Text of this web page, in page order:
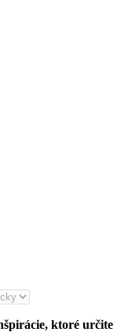
ktoré určite